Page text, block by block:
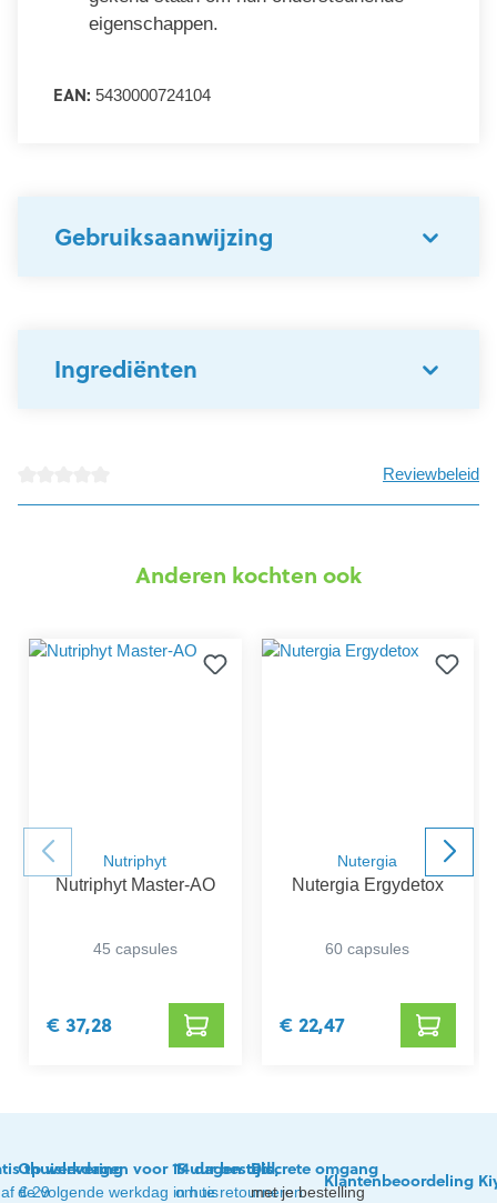
eigenschappen.
EAN: 5430000724104
Gebruiksaanwijzing
Ingrediënten
Reviewbeleid
Anderen kochten ook
Nutriphyt
Nutriphyt Master-AO
45 capsules
€ 37,28
Nutergia
Nutergia Ergydetox
60 capsules
€ 22,47
thuislevering
€ 29
Op werkdagen voor 15 uur besteld,
de volgende werkdag in huis
14 dagen tijd
om te retourneren
Discrete omgang
met je bestelling
Klantenbeoordeling